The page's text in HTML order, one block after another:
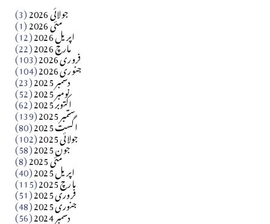
جولائی 2026 (3) مئی 2026 (1) اپریل 2026 (12) مارچ 2026 (22) فروری 2026 (103) جنوری 2026 (104) دسمبر 2025 (23) نومبر 2025 (52) اکتوبر 2025 (62) ستمبر 2025 (139) اگست 2025 (80) جولائی 2025 (102) جون 2025 (58) مئی 2025 (8) اپریل 2025 (40) مارچ 2025 (115) فروری 2025 (51) جنوری 2025 (48) دسمبر 2024 (56)